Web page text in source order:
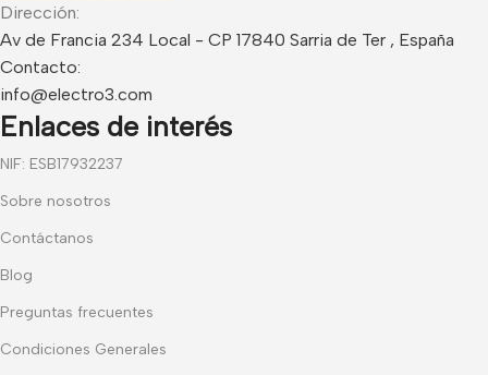
Dirección:
Av de Francia 234 Local - CP 17840 Sarria de Ter , España
Contacto:
info@electro3.com
Enlaces de interés
NIF: ESB17932237
Sobre nosotros
Contáctanos
Blog
Preguntas frecuentes
Condiciones Generales